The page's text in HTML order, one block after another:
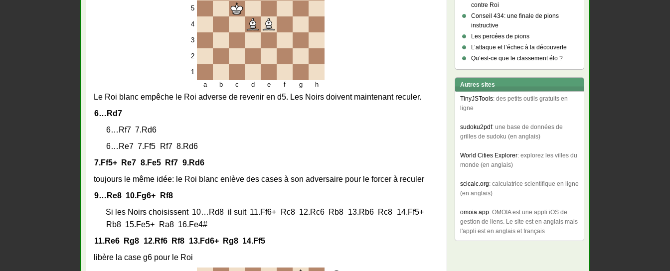
5
4
3
2
1
a
b c d e f g h
Le Roi blanc empêche le Roi adverse de revenir en d5. Les Noirs doivent maintenant reculer.
6… Rd7
6… Rf7 7.Rd6
6… Re7 7.Ff5 Rf7 8.Rd6
7.Ff5+ Re7 8.Fe5 Rf7 9.Rd6
toujours le même idée: le Roi blanc enlève des cases à son adversaire pour le forcer à reculer
9… Re8 10.Fg6+
Rf8
Si les Noirs choisissent 10… Rd8 il suit 11.Ff6+ Rc8 12.Rc6 Rb8 13.Rb6 Rc8 14.Ff5+
Rb8 15.Fe5+ Ra8 16.Fe4#
11.Re6 Rg8 12.Rf6 Rf8 13.Fd6+ Rg8 14.Ff5
libère la case g6 pour le Roi
contre Roi
Conseil 434: une finale de pions
instructive
Les percées de pions
L’attaque et l’échec à la découverte
Qu’est-ce que le classement élo ?
Autres sites
TinyJSTools: des petits outils gratuits en
ligne
sudoku2pdf: une base de données de
grilles de sudoku (en anglais)
World Cities Explorer: explorez les villes du
monde (en anglais)
scicalc.org: calculatrice scientifique en ligne
(en anglais)
omoia.app: OMOIA est une appli iOS de
gestion de liens. Le site est en anglais mais
l'appli est en anglais et français